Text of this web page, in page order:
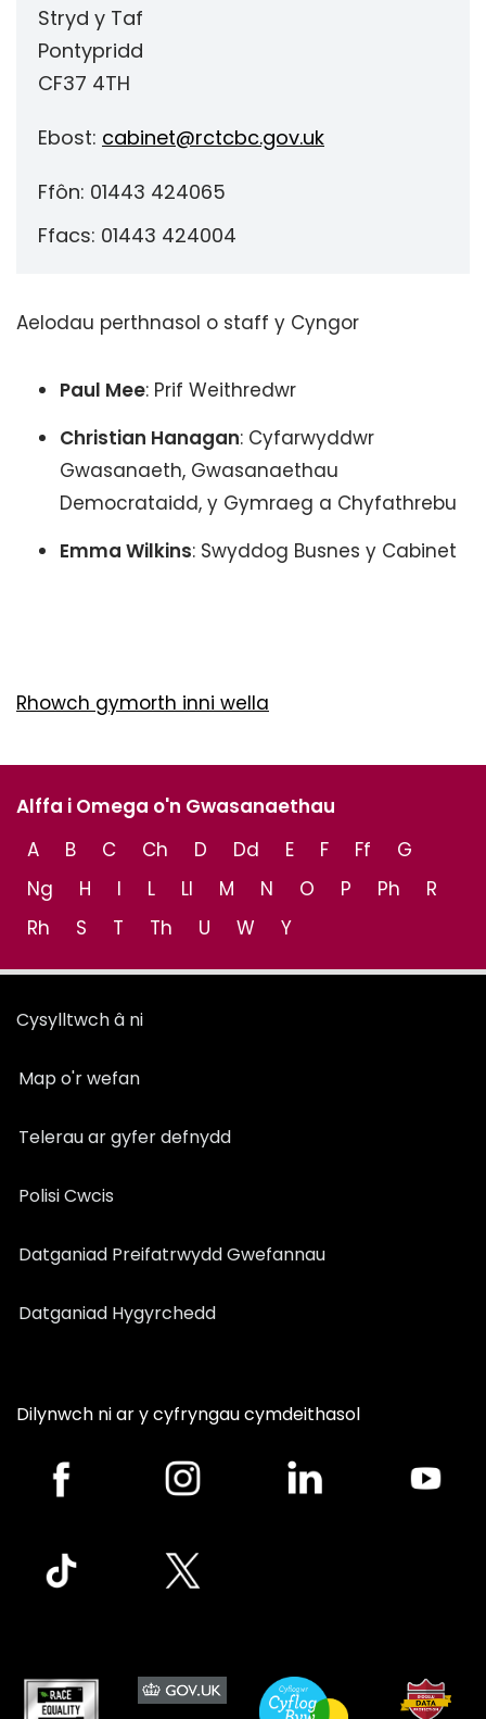
Stryd y Taf
Pontypridd
CF37 4TH
Ebost: cabinet@rctcbc.gov.uk
Ffôn: 01443 424065
Ffacs: 01443 424004
Aelodau perthnasol o staff y Cyngor
Paul Mee: Prif Weithredwr
Christian Hanagan: Cyfarwyddwr
Gwasanaeth, Gwasanaethau
Democrataidd, y Gymraeg a Chyfathrebu
Emma Wilkins: Swyddog Busnes y Cabinet
Rhowch gymorth inni wella
Alffa i Omega o'n Gwasanaethau
A
B C Ch D Dd E F Ff
G
Ng
H I L Ll M N O P Ph
R
Rh
S T Th U W Y
Cysylltwch â ni
Map o'r wefan
Telerau ar gyfer defnydd
Polisi Cwcis
Datganiad Preifatrwydd Gwefannau
Datganiad Hygyrchedd
Dilynwch ni ar y cyfryngau cymdeithasol